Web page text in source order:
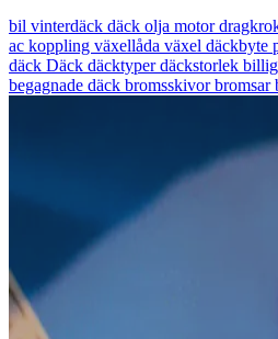
bil vinterdäck däck olja motor
ac koppling växellåda växel däckbyte
däck Däck däcktyperdäckstorlek
begagnade däck bromsskivorbromsar